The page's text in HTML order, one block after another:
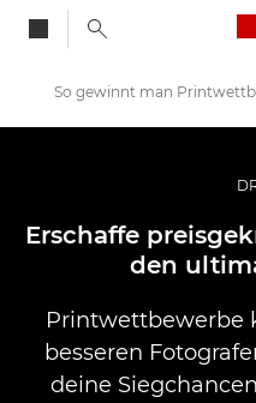
Erschaffe
den
Printwettbewerbe
besseren
deine